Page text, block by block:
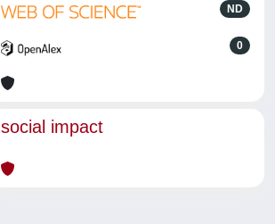
ND
0
social impact